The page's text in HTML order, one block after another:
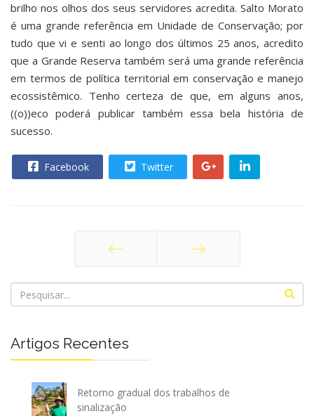
brilho nos olhos dos seus servidores acredita. Salto Morato
é uma grande referência em Unidade de Conservação; por
tudo que vi e senti ao longo dos últimos 25 anos, acredito
que a Grande Reserva também será uma grande referência
em termos de política territorial em conservação e manejo
ecossistêmico. Tenho certeza de que, em alguns anos,
((o))eco poderá publicar também essa bela história de
sucesso.
Facebook Twitter
Anterior Próximo
Artigos Recentes
Retorno gradual dos trabalhos de
sinalização